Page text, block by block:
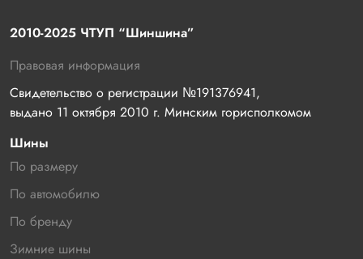
2010-2025 ЧТУП “Шиншина”
Правовая информация
Свидетельство о регистрации №191376941,
выдано 11 октября 2010 г. Минским горисполкомом
Шины
По размеру
По автомобилю
По бренду
Зимние шины